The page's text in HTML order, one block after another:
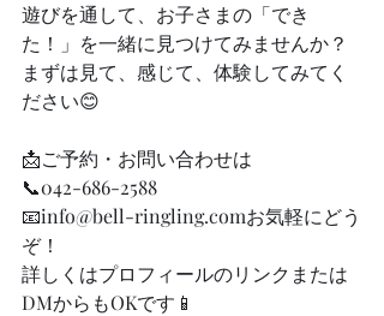
遊びを通して、お子さまの「でき
た！」を一緒に見つけてみませんか？
まずは見て、感じて、体験してみてく
ださい😊
📩ご予約・お問い合わせは
📞042-686-2588
📧info@bell-ringling.comお気軽にどう
ぞ！
詳しくはプロフィールのリンクまたは
DMからもOKです📱